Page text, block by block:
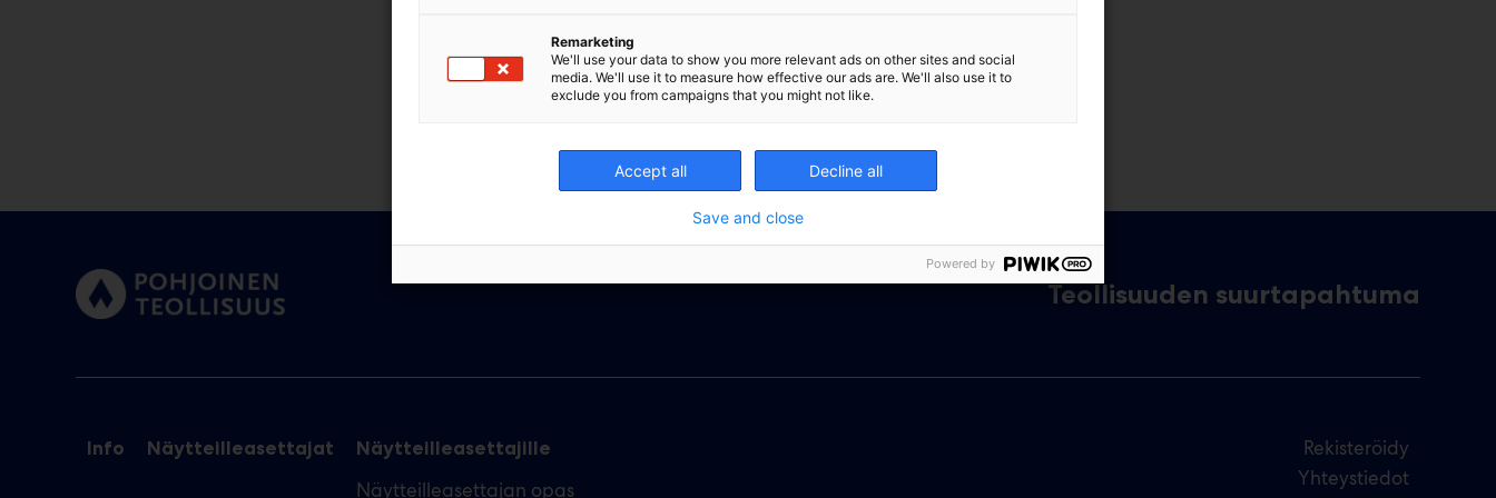
Teollisuuden suurtapahtuma
Info Näytteilleasettajat Näytteilleasettajille
Näytteilleasettajan opas
Rekisteröidy
Yhteystiedot
Remarketing
We'll use your data to show you more relevant ads on other sites and social
media. We'll use it to measure how effective our ads are. We'll also use it to
exclude you from campaigns that you might not like.
Accept all Decline all
Save and close
Powered by